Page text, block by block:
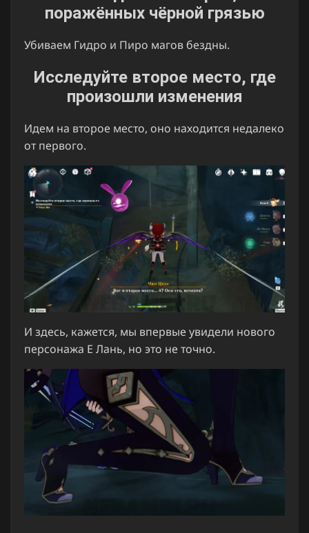
поражённых чёрной грязью
Убиваем Гидро и Пиро магов бездны.
Исследуйте второе место, где
произошли изменения
Идем на второе место, оно находится недалеко
от первого.
И здесь, кажется, мы впервые увидели нового
персонажа Е Лань, но это не точно.